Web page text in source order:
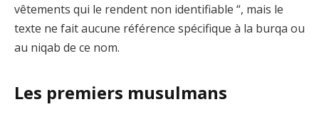
vêtements qui le rendent non identifiable “, mais le
texte ne fait aucune référence spécifique à la burqa ou
au niqab de ce nom.
Les premiers musulmans